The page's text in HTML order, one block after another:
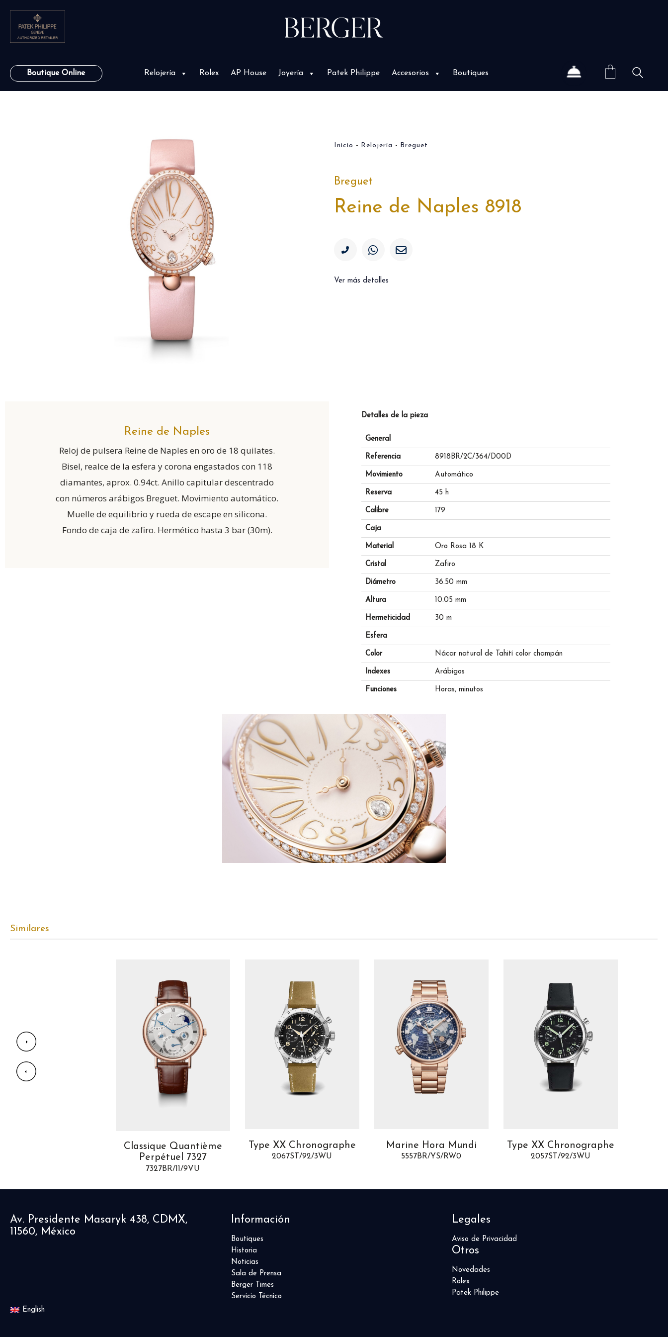
Boutique Online Relojería Rolex AP House Joyería Patek Philippe Accesorios Boutiques
Inicio Relojería Breguet
Breguet
Reine de Naples 8918
Ver más detalles
Reine de Naples
Reloj de pulsera Reine de Naples en oro de 18 quilates.
Bisel, realce de la esfera y corona engastados con 118
diamantes, aprox. 0.94ct. Anillo capitular descentrado
con números arábigos Breguet. Movimiento automático.
Muelle de equilibrio y rueda de escape en silicona.
Fondo de caja de zafiro. Hermético hasta 3 bar (30m).
Detalles de la pieza
General
Referencia 8918BR/2C/364/D00D
Movimiento Automático
Reserva 45 h
Calibre 179
Caja
Material Oro Rosa 18 K
Cristal Zafiro
Diámetro 36.50 mm
Altura 10.05 mm
Hermeticidad 30 m
Esfera
Color Nácar natural de Tahití color champán
Indexes Arábigos
Funciones Horas, minutos
Similares
Classique Quantième
Perpétuel 7327
7327BR/11/9VU
Type XX Chronographe
2067ST/92/3WU
Marine Hora Mundi
5557BR/YS/RW0
Type XX Chronographe
2057ST/92/3WU
Av. Presidente Masaryk 438, CDMX,
11560, México
Información
Boutiques
Historia
Noticias
Sala de Prensa
Berger Times
Servicio Técnico
Legales
Aviso de Privacidad
Otros
Novedades
Rolex
Patek Philippe
English